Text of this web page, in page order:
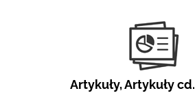
Artykuły,Artykuły cd.